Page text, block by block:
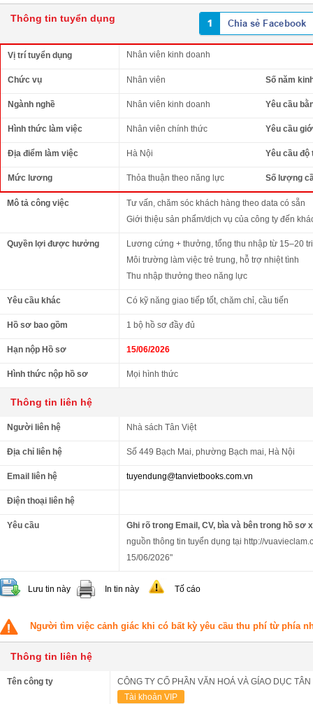
Thông tin tuyển dụng
Vị trí tuyển dụng Nhân viên kinh doanh
Chức vụ Nhân viên Số năm
Ngành nghề Nhân viên kinh doanh Yêu cầu
Hình thức làm việc Nhân viên chính thức Yêu cầu
Địa điểm làm việc Hà Nội Yêu cầu độ
Mức lương Thỏa thuận theo năng lực Số lượng
Mô tả công việc
Tư vấn, chăm sóc khách hàng theo data có sẵn
Giới thiệu sản phẩm/dịch vụ của công ty đến
Quyền lợi được hưởng
Lương cứng + thưởng, tổng thu nhập từ 15–20
Môi trường làm việc trẻ trung, hỗ trợ nhiệt tình
Thu nhập thưởng theo năng lực
Yêu cầu khác Có kỹ năng giao tiếp tốt, chăm chỉ, cầu tiến
Hồ sơ bao gồm 1 bộ hồ sơ đầy đủ
Hạn nộp Hồ sơ 15/06/2026
Hình thức nộp hồ sơ Mọi hình thức
Thông tin liên hệ
Người liên hệ Nhà sách Tân Việt
Địa chỉ liên hệ Số 449 Bạch Mai, phường Bạch mai, Hà Nội
Email liên hệ tuyendung@tanvietbooks.com.vn
Điện thoại liên hệ
Yêu cầu
Ghi rõ trong Email, CV, bìa và bên trong hồ sơ
nguồn thông tin tuyển dụng tại http://
15/06/2026"
Lưu tin này In tin này Tố cáo
Người tìm việc cảnh giác khi có bất kỳ yêu cầu thu phí từ phía
Thông tin liên hệ
Tên công ty
CÔNG TY CỔ PHẦN VĂN HOÁ VÀ GÍAO DỤC TÂN
Tài khoản VIP